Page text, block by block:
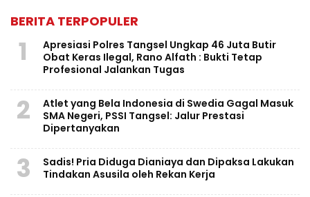
BERITA TERPOPULER
1
Apresiasi Polres Tangsel Ungkap 46 Juta Butir
Obat Keras Ilegal, Rano Alfath : Bukti Tetap
Profesional Jalankan Tugas
2
Atlet yang Bela Indonesia di Swedia Gagal Masuk
SMA Negeri, PSSI Tangsel: Jalur Prestasi
Dipertanyakan
3
Sadis! Pria Diduga Dianiaya dan Dipaksa Lakukan
Tindakan Asusila oleh Rekan Kerja